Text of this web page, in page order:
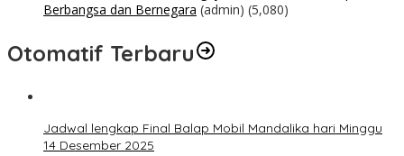
Berbangsa dan Bernegara (admin) (5,080)
Otomatif Terbaru
Jadwal lengkap Final Balap Mobil Mandalika hari Minggu
14 Desember 2025